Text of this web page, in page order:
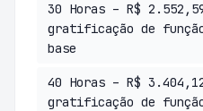
30 Horas – R$
gratificação de
base
40 Horas – R$
gratificação de